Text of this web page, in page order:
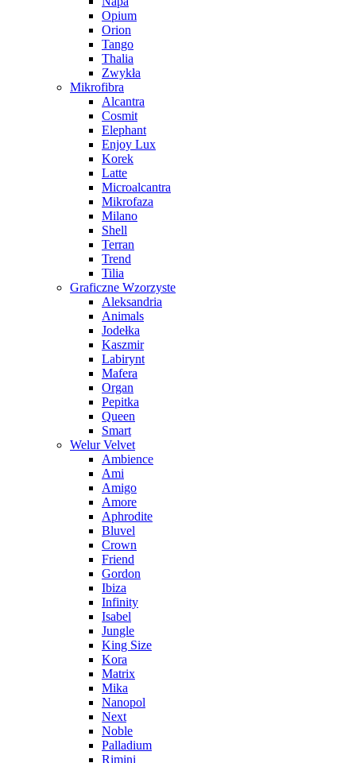
Opium
Orion
Tango
Thalia
Zwykła
Mikrofibra
Alcantra
Cosmit
Elephant
Enjoy Lux
Korek
Latte
Microalcantra
Mikrofaza
Milano
Shell
Terran
Trend
Tilia
Graficzne Wzorzyste
Aleksandria
Animals
Jodełka
Kaszmir
Labirynt
Mafera
Organ
Pepitka
Queen
Smart
Welur Velvet
Ambience
Ami
Amigo
Amore
Aphrodite
Bluvel
Crown
Friend
Gordon
Ibiza
Infinity
Isabel
Jungle
King Size
Kora
Matrix
Mika
Nanopol
Next
Noble
Palladium
Rimini